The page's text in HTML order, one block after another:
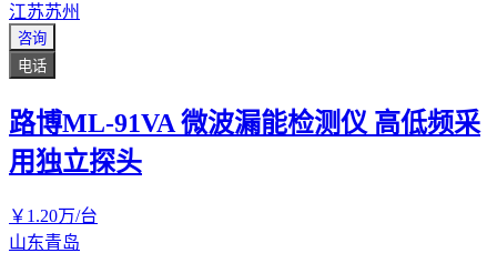
江苏苏州
咨询
电话
路博ML-91VA 微波漏能检测仪 高低频采
用独立探头
￥ 1 .20万/台
山东青岛